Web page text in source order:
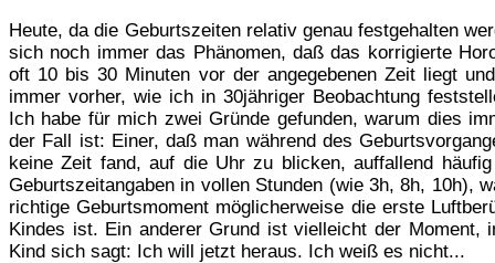
Heute, da die Geburtszeiten relativ genau festgehalten
sich noch immer das Phänomen, daß das korrigierte
oft 10 bis 30 Minuten vor der angegebenen Zeit liegt
immer vorher, wie ich in 30jähriger Beobachtung
Ich habe für mich zwei Gründe gefunden, warum dies
der Fall ist: Einer, daß man während des
keine Zeit fand, auf die Uhr zu blicken, auffallend
Geburtszeitangaben in vollen Stunden (wie 3h, 8h, 10h),
richtige Geburtsmoment möglicherweise die erste
Kindes ist. Ein anderer Grund ist vielleicht der Moment,
Kind sich sagt: Ich will jetzt heraus. Ich weiß es nicht...